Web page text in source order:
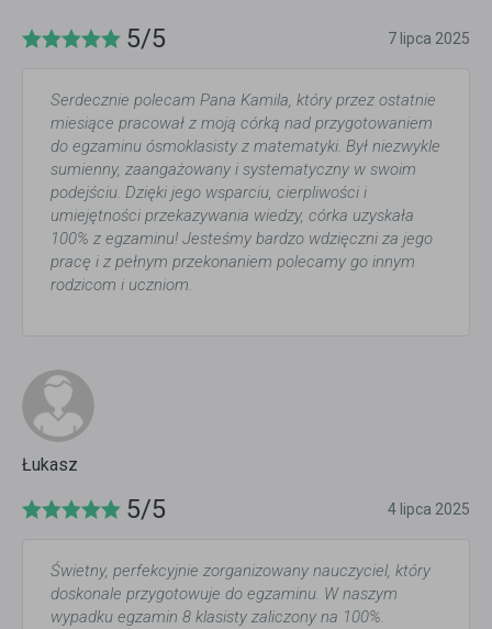
5/5 7 lipca 2025
Serdecznie polecam Pana Kamila, który przez ostatnie
miesiące pracował z moją córką nad przygotowaniem
do egzaminu ósmoklasisty z matematyki. Był niezwykle
sumienny, zaangażowany i systematyczny w swoim
podejściu. Dzięki jego wsparciu, cierpliwości i
umiejętności przekazywania wiedzy, córka uzyskała
100% z egzaminu! Jesteśmy bardzo wdzięczni za jego
pracę i z pełnym przekonaniem polecamy go innym
rodzicom i uczniom.
Łukasz
5/5 4 lipca 2025
Świetny, perfekcyjnie zorganizowany nauczyciel, który
doskonale przygotowuje do egzaminu. W naszym
wypadku egzamin 8 klasisty zaliczony na 100%.